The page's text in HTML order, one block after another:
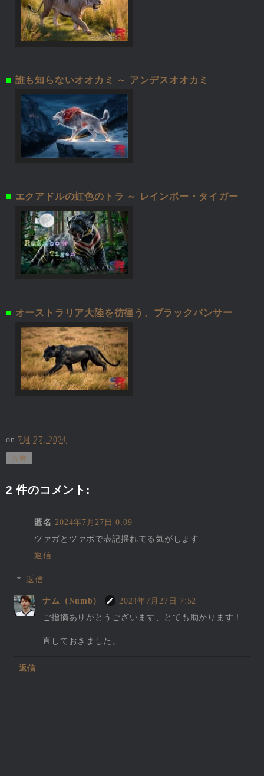
■ 誰も知らないオオカミ ～ アンデスオオカミ
■ エクアドルの虹色のトラ ～ レインボー・タイガー
■ オーストラリア大陸を彷徨う、ブラックパンサー
on 7月 27, 2024
共有
2 件のコメント:
匿名 2024年7月27日 0:09
ツァガとツァボで表記揺れてる気がします
返信
返信
ナム（Numb）
2024年7月27日 7:52
ご指摘ありがとうございます、とても助かります！
直しておきました。
返信